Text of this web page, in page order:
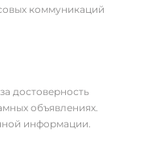
коммуникаций
достоверность
объявлениях.
информации.